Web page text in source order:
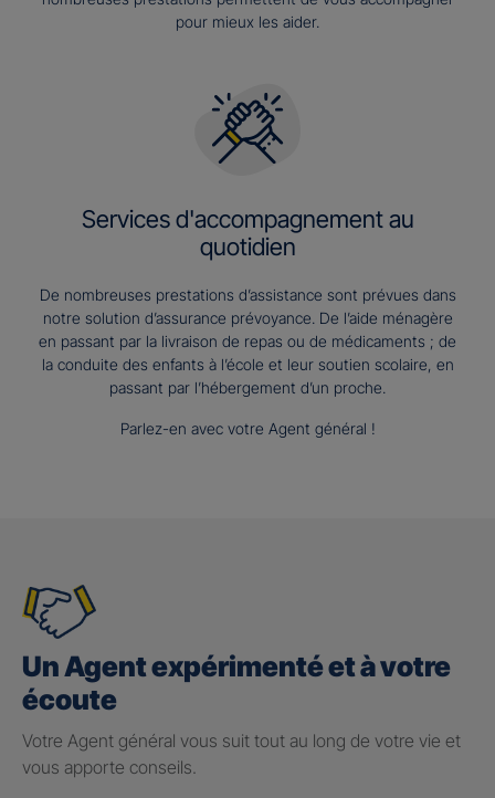
pour mieux les aider.
Services d'accompagnement au
quotidien
De nombreuses prestations d’assistance sont prévues dans
notre solution d’assurance prévoyance. De l’aide ménagère
en passant par la livraison de repas ou de médicaments ; de
la conduite des enfants à l’école et leur soutien scolaire, en
passant par l’hébergement d’un proche.
Parlez-en avec votre Agent général !
Un Agent expérimenté et à votre
écoute
Votre Agent général vous suit tout au long de votre vie et
vous apporte conseils.